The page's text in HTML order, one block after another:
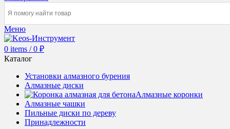
Меню
0 items / 0 ₽
Каталог
Установки алмазного бурения
Алмазные диски
Алмазные коронки
Алмазные чашки
Пильные диски по дереву
Принадлежности